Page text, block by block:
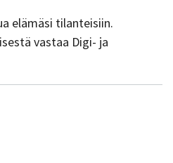
elämäsi tilanteisiin.
vastaa Digi- ja